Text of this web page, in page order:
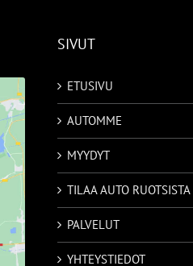
SIVUT
ETUSIVU
AUTOMME
MYYDYT
TILAA AUTO RUOTSISTA
PALVELUT
YHTEYSTIEDOT